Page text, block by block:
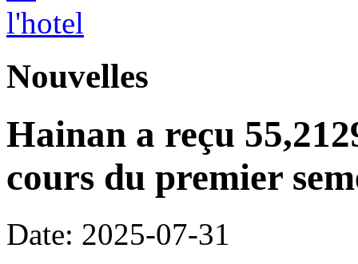
Nouvelles
Hainan a reçu
cours du premier
Date: 2025-07-31